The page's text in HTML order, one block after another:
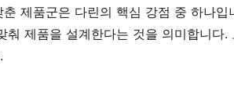
제품군은 다린의 핵심 강점 중 하나입
춰 제품을 설계한다는 것을 의미합니다.